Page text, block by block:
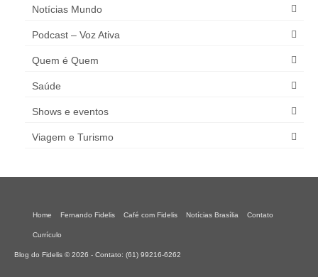
Notícias Mundo
Podcast – Voz Ativa
Quem é Quem
Saúde
Shows e eventos
Viagem e Turismo
Home Fernando Fidelis Café com Fidelis Notícias Brasília Contato
Currículo
Blog do Fidelis © 2026 - Contato: (61) 99216-6262